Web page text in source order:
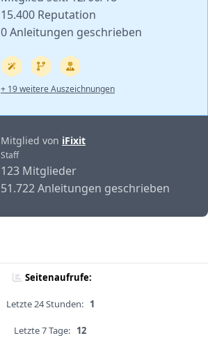
15.400 Reputation
0 Anleitungen geschrieben
+ 19 weitere Auszeichnungen
Mitglied von iFixit
Staff
123 Mitglieder
51.722 Anleitungen geschrieben
Seitenaufrufe:
Letzte 24 Stunden: 1
Letzte 7 Tage: 12